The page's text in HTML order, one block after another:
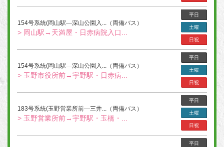
154号系統(岡山駅―深山公園入...（両備バス）
> 岡山駅→天満屋・日赤病院入口...
平日
土曜
日祝
154号系統(岡山駅―深山公園入...（両備バス）
> 玉野市役所前→宇野駅・日赤病...
平日
土曜
日祝
183号系統(玉野営業所前―三井...（両備バス）
> 玉野営業所前→宇野駅・玉橋・...
平日
土曜
日祝
平日